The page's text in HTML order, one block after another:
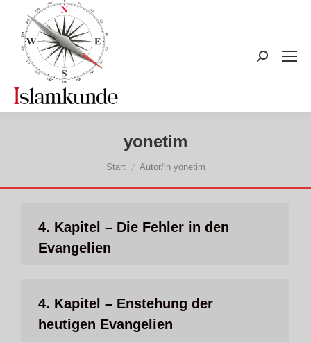
Search:
yonetim
Sie befinden sich hier:
Start Autor/in yonetim
4. Kapitel – Die Fehler in den
Evangelien
4. Kapitel – Enstehung der
heutigen Evangelien